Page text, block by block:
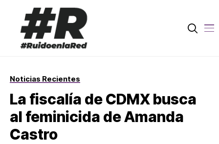
Noticias Recientes
La fiscalía de CDMX busca
al feminicida de Amanda
Castro